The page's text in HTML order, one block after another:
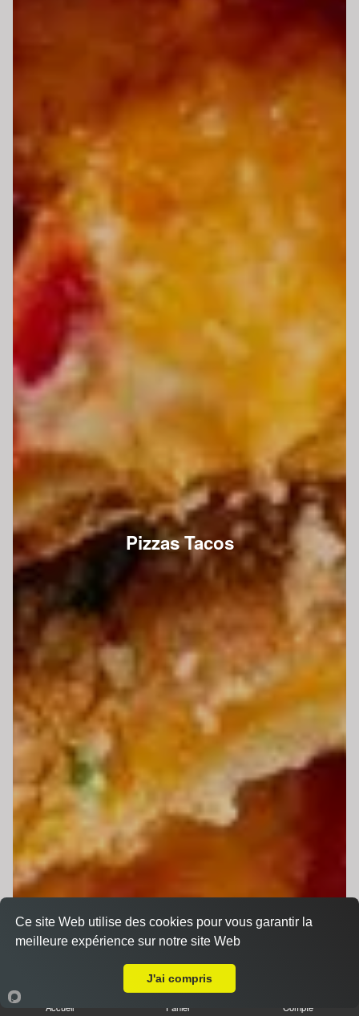
Pizzas Tacos
Accueil Panier Compte
Ce site Web utilise des cookies pour vous garantir la
meilleure expérience sur notre site Web
J'ai compris